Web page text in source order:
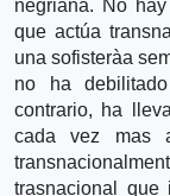
negriana. No
que actúa
una sofisterà­a
no ha
contrario, ha
cada vez mas
trasnacional que